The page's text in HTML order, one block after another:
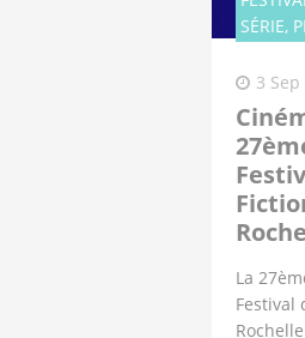
SÉRIE,
3 Sep
La
Festival